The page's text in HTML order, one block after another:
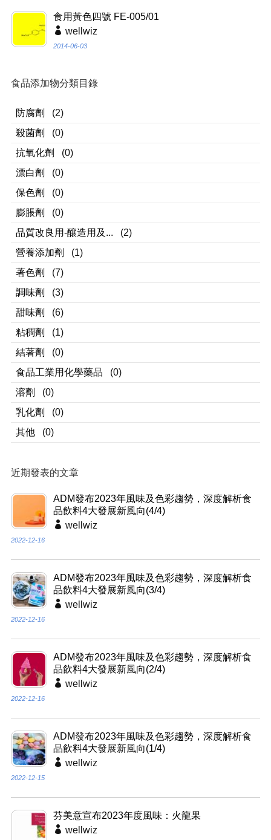
食用黃色四號 FE-005/01
wellwiz
2014-06-03
食品添加物分類目錄
防腐劑
(2)
殺菌劑
(0)
抗氧化劑
(0)
漂白劑
(0)
保色劑
(0)
膨脹劑
(0)
品質改良用-釀造用及...
(2)
營養添加劑
(1)
著色劑
(7)
調味劑
(3)
甜味劑
(6)
粘稠劑
(1)
結著劑
(0)
食品工業用化學藥品
(0)
溶劑
(0)
乳化劑
(0)
其他
(0)
近期發表的文章
ADM發布2023年風味及色彩趨勢，深度解析食
品飲料4大發展新風向(4/4)
wellwiz
2022-12-16
ADM發布2023年風味及色彩趨勢，深度解析食
品飲料4大發展新風向(3/4)
wellwiz
2022-12-16
ADM發布2023年風味及色彩趨勢，深度解析食
品飲料4大發展新風向(2/4)
wellwiz
2022-12-16
ADM發布2023年風味及色彩趨勢，深度解析食
品飲料4大發展新風向(1/4)
wellwiz
2022-12-15
芬美意宣布2023年度風味：火龍果
wellwiz